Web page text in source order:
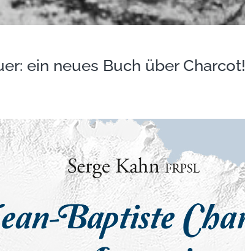
ein neues Buch über Charcot!